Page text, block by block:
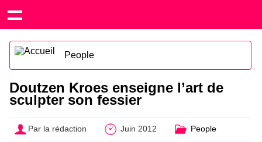
People
Doutzen Kroes enseigne l’art de
sculpter son fessier
Par la rédaction Juin 2012 People